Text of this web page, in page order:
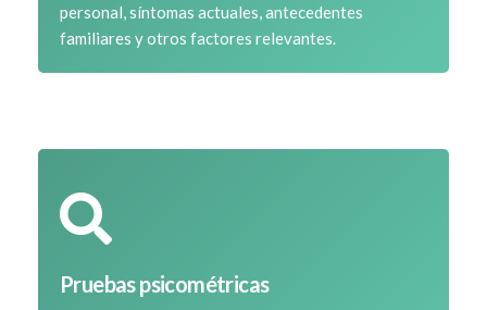
personal, síntomas actuales, antecedentes
familiares y otros factores relevantes.
Pruebas psicométricas